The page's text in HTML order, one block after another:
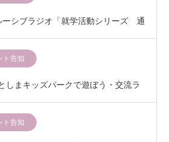
シブラジオ「就学活動シリーズ 通
保が出演しました…
ト告知
しまキッズパークで遊ぼう・交流ラ
ト告知